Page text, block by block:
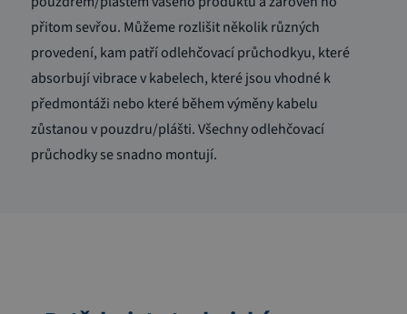
přitom sevřou. Můžeme rozlišit několik různých
provedení, kam patří odlehčovací průchodkyu, které
absorbují vibrace v kabelech, které jsou vhodné k
předmontáži nebo které během výměny kabelu
zůstanou v pouzdru/plášti. Všechny odlehčovací
průchodky se snadno montují.